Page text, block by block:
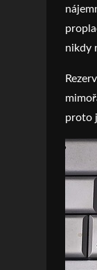
nikdy
proto